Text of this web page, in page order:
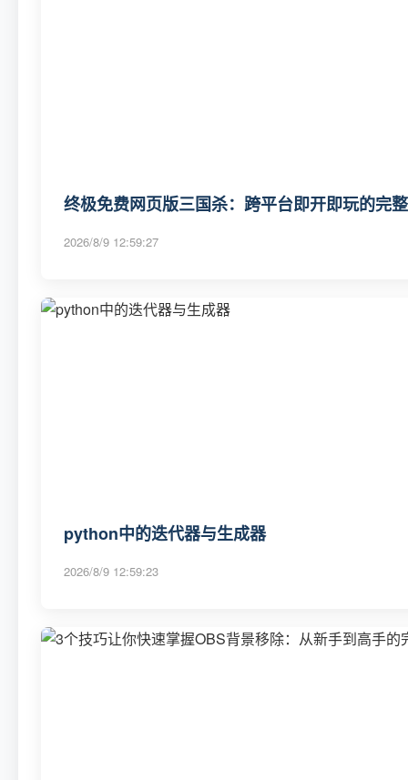
终极免费网页版三国杀：跨平台即开即玩的完
2026/8/9 12:59:27
python中的迭代器与生成器
2026/8/9 12:59:23